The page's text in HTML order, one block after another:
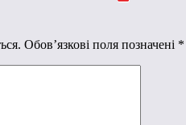
Обов’язкові поля позначені *